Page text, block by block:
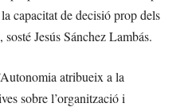
capacitat de decisió prop dels
Jesús Sánchez Lambás.
atribueix a la
sobre l’organització i